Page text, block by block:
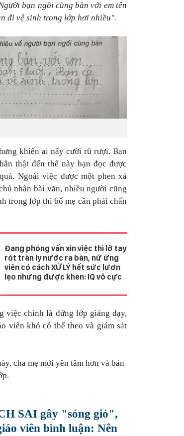
bạn ngồi cùng bàn với em tên
đi vệ sinh trong lớp hơi nhiều".
khiến ai nấy cười rũ rượi. Bạn
thật đến thế này bạn đọc được
Ngoài việc được một phen xả
nhân bài văn, nhiều người cũng
trong lớp thì bố mẹ cần phải chấn
Đang phỏng vấn xin việc thì lỡ tay
rót tràn ly nước ra bàn, nữ ứng
viên có cách XỬ LÝ hết sức lươn
lẹo nhưng được khen: IQ vô cực
việc chính là đứng lớp giảng dạy,
viên khó có thể theo và giám sát
cha mẹ mới yên tâm hơn và bản
SAI gây "sóng gió",
viên bình luận: Nên